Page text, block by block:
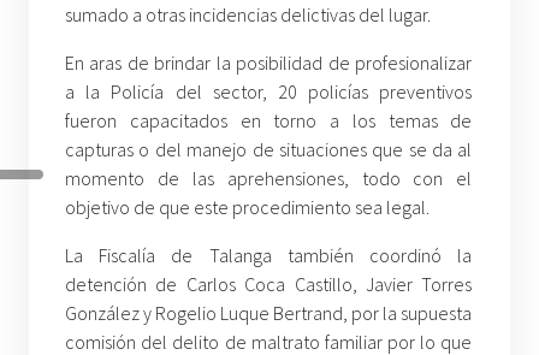
sumado a otras incidencias delictivas del lugar.
En aras de brindar la posibilidad de profesionalizar
a la Policía del sector, 20 policías preventivos
fueron capacitados en torno a los temas de
capturas o del manejo de situaciones que se da al
momento de las aprehensiones, todo con el
objetivo de que este procedimiento sea legal.
La Fiscalía de Talanga también coordinó la
detención de Carlos Coca Castillo, Javier Torres
González y Rogelio Luque Bertrand, por la supuesta
comisión del delito de maltrato familiar por lo que